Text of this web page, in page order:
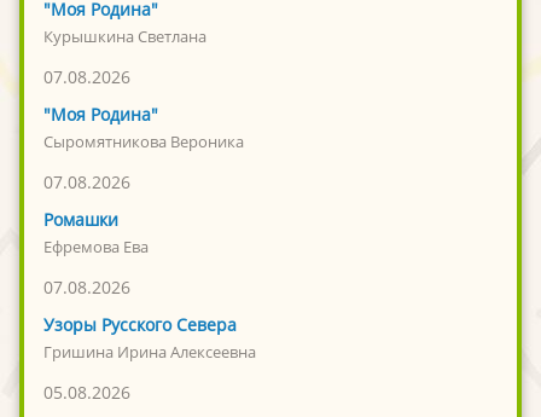
"Моя Родина"
Курышкина Светлана
07.08.2026
"Моя Родина"
Сыромятникова Вероника
07.08.2026
Ромашки
Ефремова Ева
07.08.2026
Узоры Русского Севера
Гришина Ирина Алексеевна
05.08.2026